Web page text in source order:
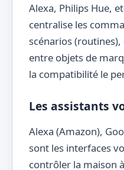
Alexa, Philips Hue,
centralise les
scénarios
entre objets de
la compatibilité le
Les assistants
Alexa (Amazon),
sont les interfaces
contrôler la maison